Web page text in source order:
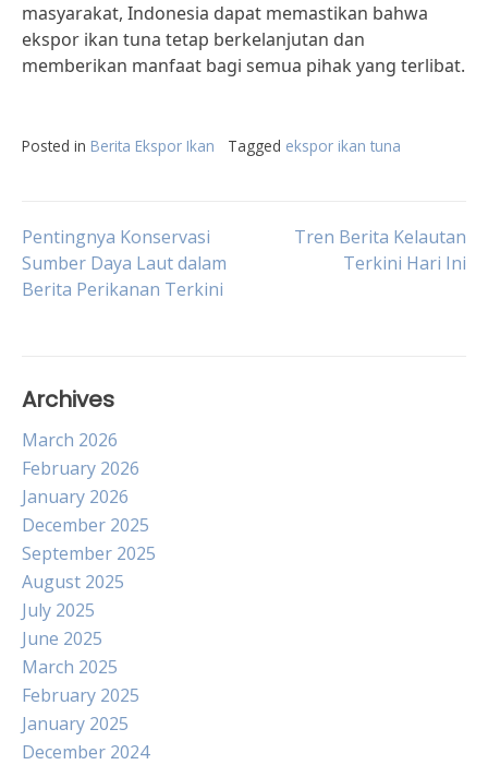
masyarakat, Indonesia dapat memastikan bahwa
ekspor ikan tuna tetap berkelanjutan dan
memberikan manfaat bagi semua pihak yang terlibat.
Posted in Berita Ekspor Ikan Tagged ekspor ikan tuna
Post
navigation
Pentingnya Konservasi
Sumber Daya Laut dalam
Berita Perikanan Terkini
Tren Berita Kelautan
Terkini Hari Ini
Archives
March 2026
February 2026
January 2026
December 2025
September 2025
August 2025
July 2025
June 2025
March 2025
February 2025
January 2025
December 2024